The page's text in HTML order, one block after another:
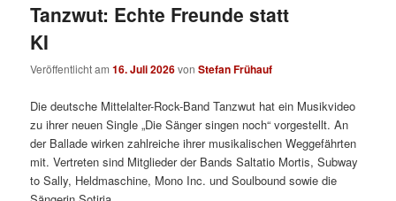
Tanzwut: Echte Freunde statt
KI
Veröffentlicht am16. Juli 2026vonStefan Frühauf
Die deutsche Mittelalter-Rock-Band Tanzwut hat ein Musikvideo
zu ihrer neuen Single „Die Sänger singen noch“ vorgestellt. An
der Ballade wirken zahlreiche ihrer musikalischen Weggefährten
mit. Vertreten sind Mitglieder der Bands Saltatio Mortis, Subway
to Sally, Heldmaschine, Mono Inc. und Soulbound sowie die